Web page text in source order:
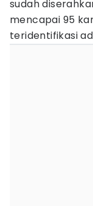
sudah
mencapai 95
teridentifikasi